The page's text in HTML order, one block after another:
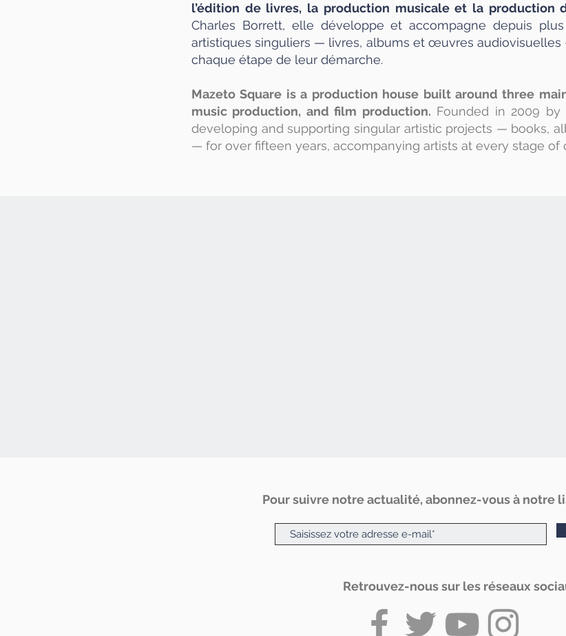
l’édition de livres, la production musicale et la production
Charles Borrett, elle développe et accompagne depuis
artistiques singuliers — livres, albums et œuvres
chaque étape de leur démarche.
Mazeto Square is a production house built around three
music production, and film production. Founded in 2009 by
developing and supporting singular artistic projects — books,
— for over fifteen years, accompanying artists at every stage of
Pour suivre notre actualité, abonnez-vous à notre
Retrouvez-nous sur les réseaux